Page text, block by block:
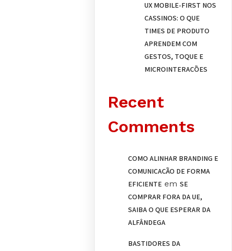
UX MOBILE-FIRST NOS
CASSINOS: O QUE
TIMES DE PRODUTO
APRENDEM COM
GESTOS, TOQUE E
MICROINTERAÇÕES
Recent
Comments
COMO ALINHAR BRANDING E
COMUNICAÇÃO DE FORMA
EFICIENTE emSE
COMPRAR FORA DA UE,
SAIBA O QUE ESPERAR DA
ALFÂNDEGA
BASTIDORES DA